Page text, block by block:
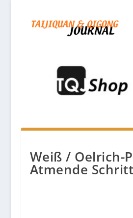
Weiß / Oelrich-
Atmende